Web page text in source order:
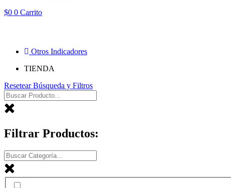
$0 0 Carrito
Otros Indicadores
TIENDA
Resetear Búsqueda y Filtros
Filtrar Productos: